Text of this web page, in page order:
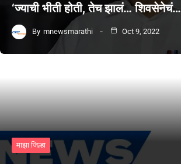
‘ज्याची भीती होती, तेच झालं… शिवसेनेचं…
By mnewsmarathi Oct 9, 2022
माझा जिल्हा